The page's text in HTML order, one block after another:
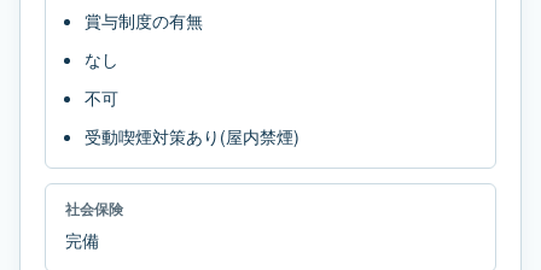
賞与制度の有無
なし
不可
受動喫煙対策あり(屋内禁煙)
社会保険
完備